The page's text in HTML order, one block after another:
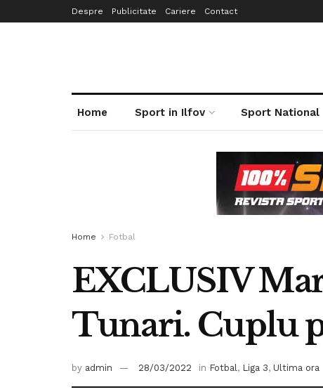
Despre Publicitate Cariere Contact
Home Sport in Ilfov Sport National
Home Fotbal
EXCLUSIV
Tunari. Cuplu
by admin 28/03/2022 in Fotbal, Liga 3, Ultima ora